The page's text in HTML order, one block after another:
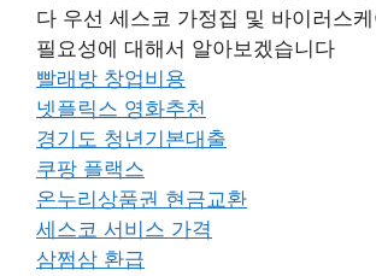
다 우선 세스코 가정집 및 바이러스
필요성에 대해서 알아보겠습니다
빨래방 창업비용
넷플릭스 영화추천
경기도 청년기본대출
쿠팡 플랙스
온누리상품권 현금교환
세스코 서비스 가격
삼쩜삼 환급